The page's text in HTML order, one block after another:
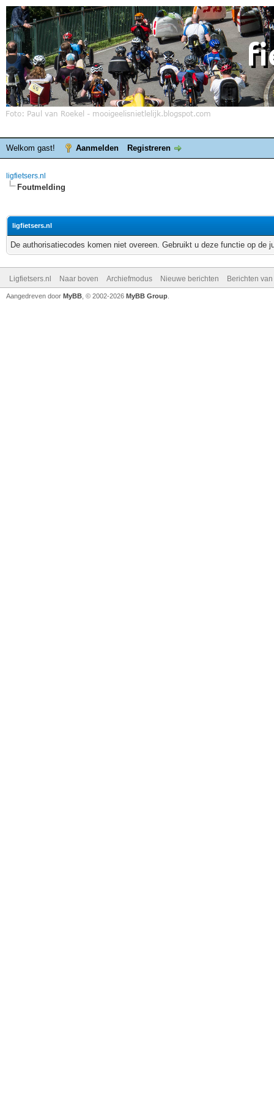
Welkom gast! Aanmelden Registreren
ligfietsers.nl
Foutmelding
ligfietsers.nl
De authorisatiecodes komen niet overeen. Gebruikt u deze functie op de
Ligfietsers.nl Naar boven Archiefmodus Nieuwe berichten Berichten
Aangedreven door MyBB , © 2002-2026 MyBB Group